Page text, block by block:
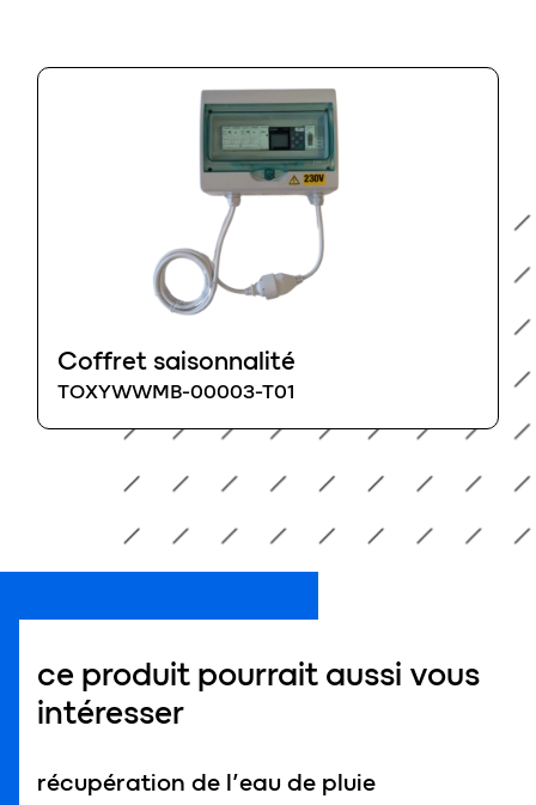
Coffret saisonnalité
TOXYWWMB-00003-T01
ce produit pourrait aussi vous
intéresser
récupération de l’eau de pluie